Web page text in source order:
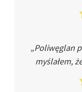
„Poliwęglan
myślałem,